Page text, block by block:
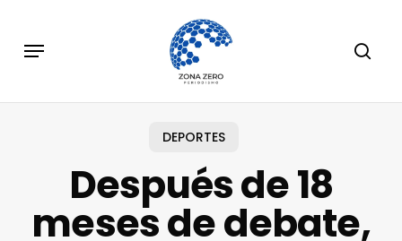
main
Menu
DEPORTES
Después de 18
meses de debate,